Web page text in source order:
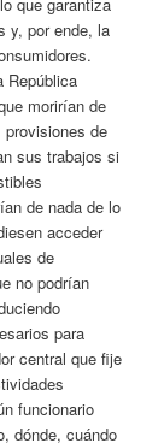
y, por ende, la
República
morirían de
de
sus trabajos si
de nada de lo
acceder
de
no podrían
para
central que fije
funcionario
dónde, cuándo